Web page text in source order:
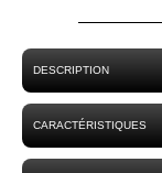
DESCRIPTION
CARACTÉRISTIQUES